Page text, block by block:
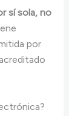
sí sola, no
por